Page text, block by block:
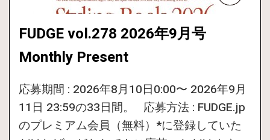
FUDGE vol.278 2026年9月号
Monthly Present
応募期間 : 2026年8月10日0:00〜 2026年9月
11日 23:59の33日間。 応募方法 : FUDGE.jp
のプレミアム会員（無料）*に登録していた